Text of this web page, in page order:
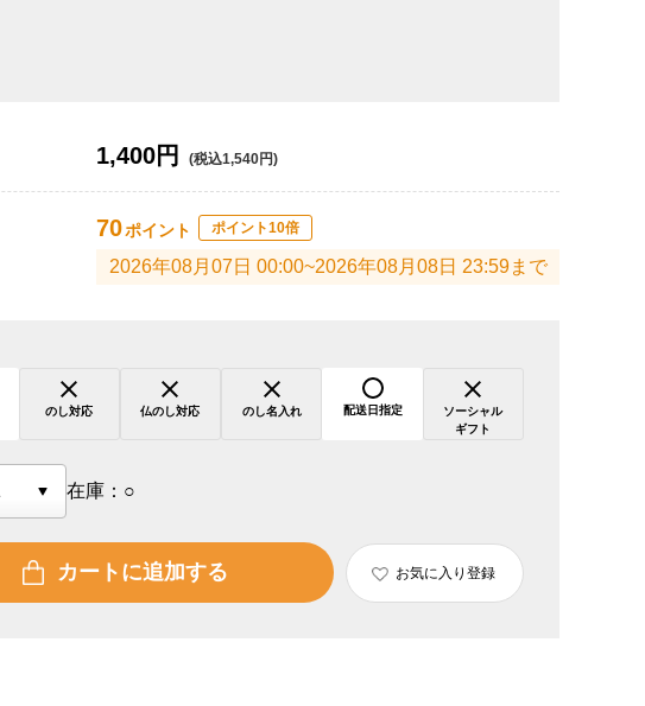
1,400円 (税込1,540円)
70ポイント ポイント10倍
2026年08月07日 00:00~2026年08月08日 23:59まで
のし対応 仏のし対応 のし名入れ 配送日指定
ソーシャル
ギフト
在庫： ○
カートに追加する お気に入り登録